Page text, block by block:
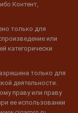
Контент,
только для
или
категорически
только для
деятельности.
праву или праву
ее использовании